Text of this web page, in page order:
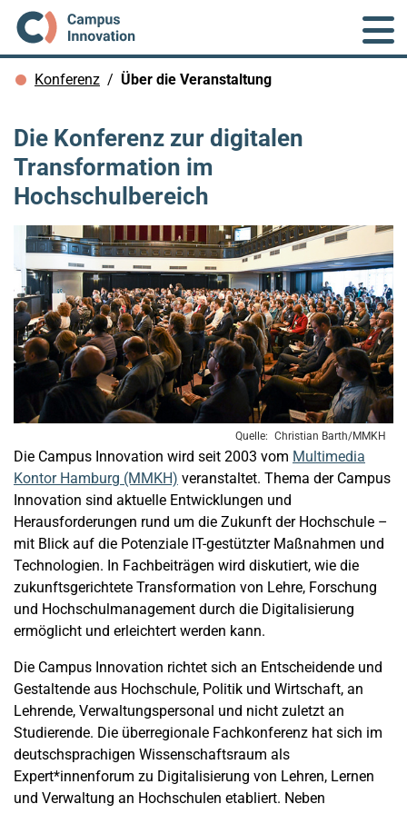
Skip to main content
Konferenz Über die Veranstaltung
Die Konferenz zur digitalen
Transformation im
Hochschulbereich
Christian Barth/MMKH
Die Campus Innovation wird seit 2003 vom Multimedia
Kontor Hamburg (MMKH) veranstaltet. Thema der Campus
Innovation sind aktuelle Entwicklungen und
Herausforderungen rund um die Zukunft der Hochschule –
mit Blick auf die Potenziale IT-gestützter Maßnahmen und
Technologien. In Fachbeiträgen wird diskutiert, wie die
zukunftsgerichtete Transformation von Lehre, Forschung
und Hochschulmanagement durch die Digitalisierung
ermöglicht und erleichtert werden kann.
Die Campus Innovation richtet sich an Entscheidende und
Gestaltende aus Hochschule, Politik und Wirtschaft, an
Lehrende, Verwaltungspersonal und nicht zuletzt an
Studierende. Die überregionale Fachkonferenz hat sich im
deutschsprachigen Wissenschaftsraum als
Expert*innenforum zu Digitalisierung von Lehren, Lernen
und Verwaltung an Hochschulen etabliert. Neben